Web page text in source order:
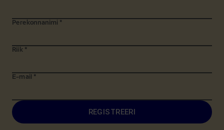
Perekonnanimi *
Riik *
E-mail *
REGISTREERI